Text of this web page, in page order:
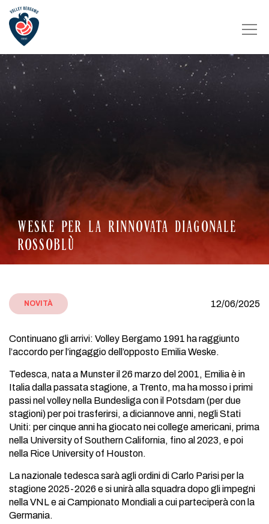
WESKE PER LA RINNOVATA DIAGONALE
ROSSOBLÙ
NOVITÀ 12/06/2025
Continuano gli arrivi: Volley Bergamo 1991 ha raggiunto
l’accordo per l’ingaggio dell’opposto Emilia Weske.
Tedesca, nata a Munster il 26 marzo del 2001, Emilia è in
Italia dalla passata stagione, a Trento, ma ha mosso i primi
passi nel volley nella Bundesliga con il Potsdam (per due
stagioni) per poi trasferirsi, a diciannove anni, negli Stati
Uniti: per cinque anni ha giocato nei college americani, prima
nella University of Southern California, fino al 2023, e poi
nella Rice University of Houston.
La nazionale tedesca sarà agli ordini di Carlo Parisi per la
stagione 2025-2026 e si unirà alla squadra dopo gli impegni
nella VNL e ai Campionato Mondiali a cui parteciperà con la
Germania.